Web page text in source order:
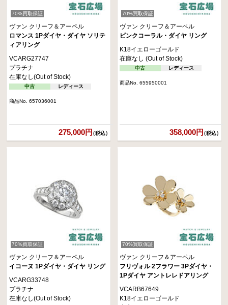
70%買取保証
ヴァン クリーフ＆アーペル
ロマンス 1Pダイヤ・ダイヤ ソリテ
ィアリング
VCARG27747
プラチナ
在庫なし(Out of Stock)
中古 レディース
商品No. 657036001
275,000円（税込）
70%買取保証
ヴァン クリーフ＆アーペル
ピンクコーラル・ダイヤ リング
K18イエローゴールド
在庫なし (Out of Stock)
中古 レディース
商品No. 655950001
358,000円（税込）
70%買取保証
ヴァン クリーフ＆アーペル
イコーヌ 1Pダイヤ・ダイヤ リング
VCARG33748
プラチナ
在庫なし(Out of Stock)
70%買取保証
ヴァン クリーフ＆アーペル
フリヴォル 2フラワー 3Pダイヤ・
1Pダイヤ アントレレドアリング
VCARB67649
K18イエローゴールド